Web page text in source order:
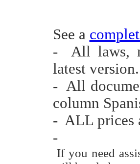
See a
- All laws,
latest version.
- All
column
- ALL prices
-
If you need